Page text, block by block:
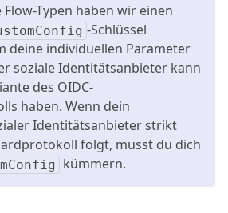
Flow-Typen haben wir einen
-Schlüssel
deine individuellen Parameter
soziale Identitätsanbieter kann
des OIDC-
haben. Wenn dein
Identitätsanbieter strikt
folgt, musst du dich
kümmern.